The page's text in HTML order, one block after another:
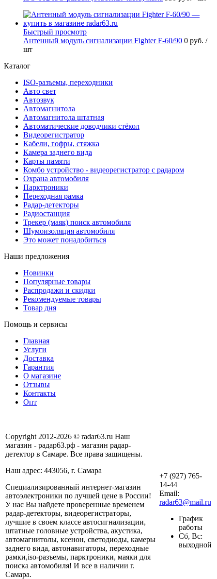
Быстрый просмотр
Антенный модуль сигнализации Fighter F-60/90 0 руб. /
шт
Каталог
ISO-разъемы, переходники
Авто свет
Автозвук
Автомагнитола
Автомагнитола штатная
Автоматические доводчики стёкол
Видеорегистратор
Кабели, гофры, стяжка
Камера заднего вида
Карты памяти
Комбо устройство - видеорегистратор с радаром
Охрана автомобиля
Парктроники
Переходная рамка
Радар-детекторы
Радиостанция
Трекер (маяк) поиск автомобиля
Шумоизоляция автомобиля
Это может понадобиться
Наши предложения
Новинки
Популярные товары
Распродажи и скидки
Рекомендуемые товары
Товар дня
Помощь и сервисы
Главная
Услуги
Доставка
Гарантия
О магазине
Отзывы
Контакты
Опт
Copyright 2012-2026 © radar63.ru Наш
магазин - радар63.рф - магазин радар-
детектор в Самаре. Все права защищены.
Наш адрес: 443056, г. Самара
Специализированный интернет-магазин
автоэлектроники по лучшей цене в России!
У нас Вы найдете проверенные временем
радар-детекторы, видеорегистраторы,
лучшие в своем классе автосигнализации,
штатные головные устройства, акустика,
автомагнитолы, ксенон, светодиоды, камеры
заднего вида, автонавигаторы, переходные
рамки,iso-разъемы, парктроники, маяки для
поиска автомобиля! И все в наличии г.
Самара.
+7 (927) 765-
14-44
Email:
radar63@mail.ru
График
работы
Сб, Вс:
выходной